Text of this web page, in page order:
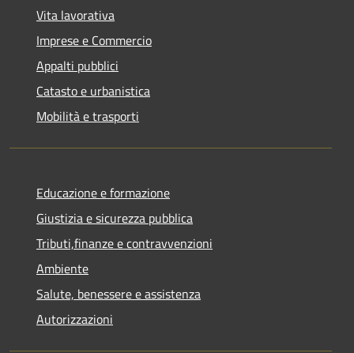
Vita lavorativa
Imprese e Commercio
Appalti pubblici
Catasto e urbanistica
Mobilità e trasporti
Educazione e formazione
Giustizia e sicurezza pubblica
Tributi,finanze e contravvenzioni
Ambiente
Salute, benessere e assistenza
Autorizzazioni